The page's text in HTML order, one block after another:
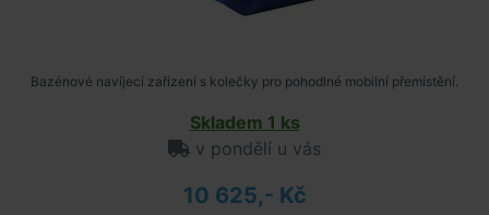
Bazénové navíjecí zařízení s kolečky pro pohodlné mobilní přemístění.
Skladem 1 ks
v pondělí u vás
10 625,- Kč